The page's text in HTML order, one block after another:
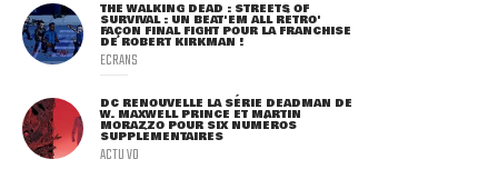
THE WALKING DEAD : STREETS OF
SURVIVAL : UN BEAT'EM ALL RÉTRO'
FAÇON FINAL FIGHT POUR LA FRANCHISE
DE ROBERT KIRKMAN !
ECRANS
DC RENOUVELLE LA SÉRIE DEADMAN DE
W. MAXWELL PRINCE ET MARTIN
MORAZZO POUR SIX NUMÉROS
SUPPLÉMENTAIRES
ACTU VO